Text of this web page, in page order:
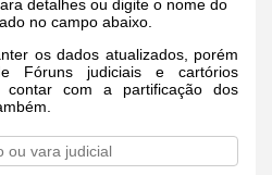
detalhes ou digite o nome do
no campo abaixo.
os dados atualizados, porém
Fóruns judiciais e cartórios
contar com a partificação dos